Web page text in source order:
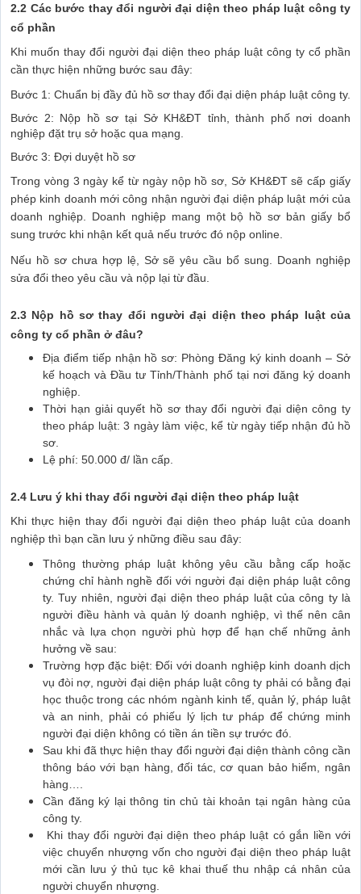
2.2 Các bước thay đổi người đại diện theo pháp luật công ty
cổ phần
Khi muốn thay đổi người đại diện theo pháp luật công ty cổ phần
cần thực hiện những bước sau đây:
Bước 1: Chuẩn bị đầy đủ hồ sơ thay đổi đại diện pháp luật công ty.
Bước 2: Nộp hồ sơ tại Sở KH&ĐT tỉnh, thành phố nơi doanh
nghiệp đặt trụ sở hoặc qua mạng.
Bước 3: Đợi duyệt hồ sơ
Trong vòng 3 ngày kể từ ngày nộp hồ sơ, Sở KH&ĐT sẽ cấp giấy
phép kinh doanh mới công nhận người đại diện pháp luật mới của
doanh nghiệp. Doanh nghiệp mang một bộ hồ sơ bản giấy bổ
sung trước khi nhận kết quả nếu trước đó nộp online.
Nếu hồ sơ chưa hợp lệ, Sở sẽ yêu cầu bổ sung. Doanh nghiệp
sửa đổi theo yêu cầu và nộp lại từ đầu.
2.3 Nộp hồ sơ thay đổi người đại diện theo pháp luật của
công ty cổ phần ở đâu?
Địa điểm tiếp nhận hồ sơ: Phòng Đăng ký kinh doanh – Sở
kế hoạch và Đầu tư Tỉnh/Thành phố tại nơi đăng ký doanh
nghiệp.
Thời hạn giải quyết hồ sơ thay đổi người đại diện công ty
theo pháp luật: 3 ngày làm việc, kể từ ngày tiếp nhận đủ hồ
sơ.
Lệ phí: 50.000 đ/ lần cấp.
2.4 Lưu ý khi thay đổi người đại diện theo pháp luật
Khi thực hiện thay đổi người đại diện theo pháp luật của doanh
nghiệp thì bạn cần lưu ý những điều sau đây:
Thông thường pháp luật không yêu cầu bằng cấp hoặc
chứng chỉ hành nghề đối với người đại diện pháp luật công
ty. Tuy nhiên, người đại diện theo pháp luật của công ty là
người điều hành và quản lý doanh nghiệp, vì thế nên cân
nhắc và lựa chọn người phù hợp để hạn chế những ảnh
hưởng về sau:
Trường hợp đặc biệt: Đối với doanh nghiệp kinh doanh dịch
vụ đòi nợ, người đại diện pháp luật công ty phải có bằng đại
học thuộc trong các nhóm ngành kinh tế, quản lý, pháp luật
và an ninh, phải có phiếu lý lịch tư pháp để chứng minh
người đại diện không có tiền án tiền sự trước đó.
Sau khi đã thực hiện thay đổi người đại diện thành công cần
thông báo với bạn hàng, đối tác, cơ quan bảo hiểm, ngân
hàng….
Cần đăng ký lại thông tin chủ tài khoản tại ngân hàng của
công ty.
Khi thay đổi người đại diện theo pháp luật có gắn liền với
việc chuyển nhượng vốn cho người đại diện theo pháp luật
mới cần lưu ý thủ tục kê khai thuế thu nhập cá nhân của
người chuyển nhượng.